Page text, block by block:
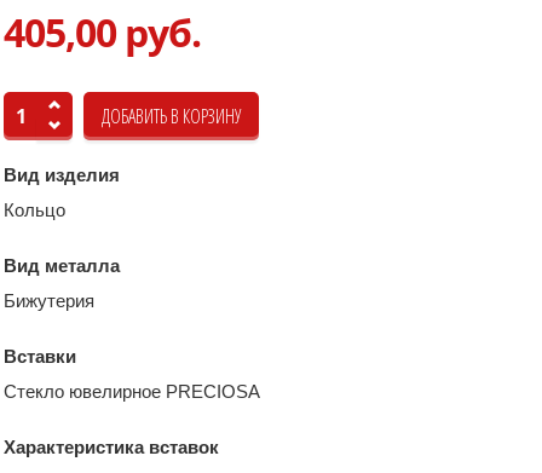
405,00 руб.
Вид изделия
Кольцо
Вид металла
Бижутерия
Вставки
Стекло ювелирное PRECIOSA
Характеристика вставок